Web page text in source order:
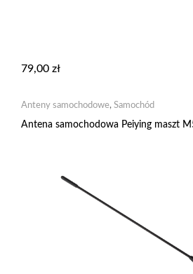
79,00 zł
Anteny samochodowe, Samochód
Antena samochodowa Peiying maszt